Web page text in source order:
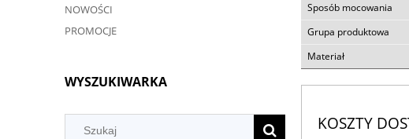
NOWOŚCI
PROMOCJE
WYSZUKIWARKA
Sposób mocowania
Grupa produktowa
Materiał
KOSZTY